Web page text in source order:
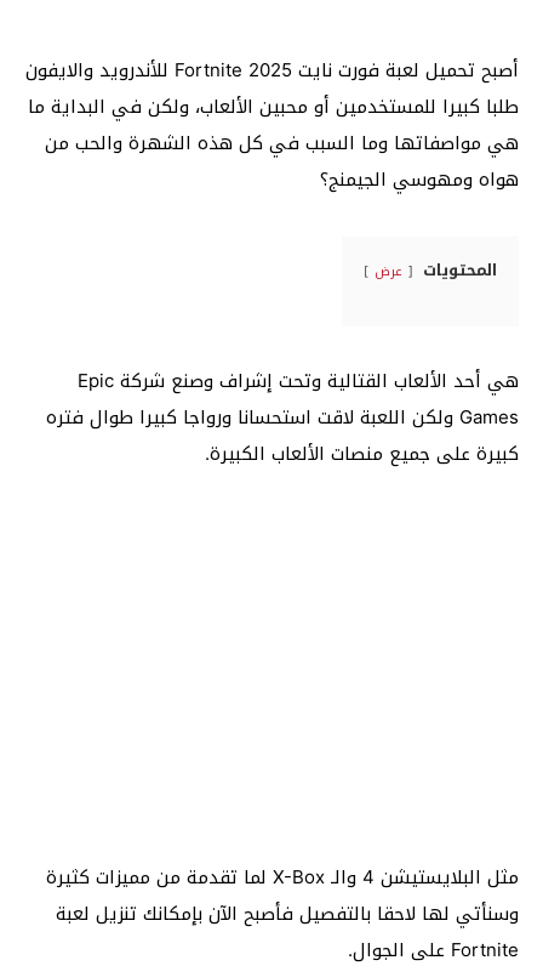
أصبح تحميل لعبة فورت نايت Fortnite 2025 للأندرويد والايفون
طلبا كبيرا للمستخدمين أو محبين الألعاب، ولكن في البداية ما
هي مواصفاتها وما السبب في كل هذه الشهرة والحب من
هواه ومهوسي الجيمنج؟
المحتويات عرض
هي أحد الألعاب القتالية وتحت إشراف وصنع شركة Epic
Games ولكن اللعبة لاقت استحسانا ورواجا كبيرا طوال فتره
كبيرة على جميع منصات الألعاب الكبيرة.
مثل البلايستيشن 4 والـ X-Box لما تقدمة من مميزات كثيرة
وسنأتي لها لاحقا بالتفصيل فأصبح الآن بإمكانك تنزيل لعبة
Fortnite على الجوال.